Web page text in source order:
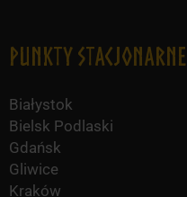
Punkty Stacjonarne
Białystok
Bielsk Podlaski
Gdańsk
Gliwice
Kraków